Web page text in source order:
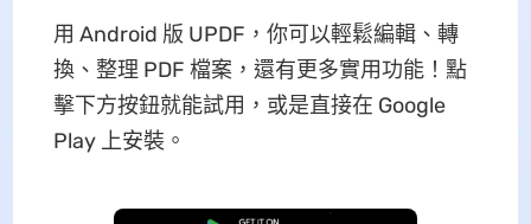
用 Android 版 UPDF，你可以輕鬆編輯、轉
換、整理 PDF 檔案，還有更多實用功能！點
擊下方按鈕就能試用，或是直接在 Google
Play 上安裝。